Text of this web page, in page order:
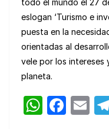
todo el mundo el 27
eslogan ‘Turismo e
puesta en la
orientadas al
vele por los intereses
planeta.
W F
E